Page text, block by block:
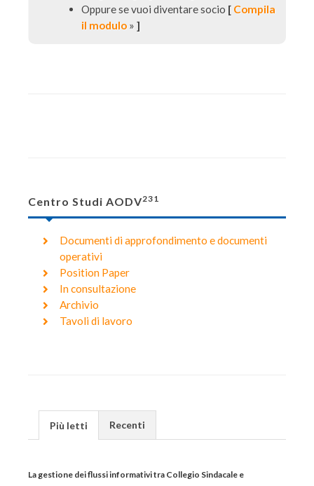
Oppure se vuoi diventare socio [ Compila
il modulo » ]
Centro Studi AODV231
Documenti di approfondimento e documenti
operativi
Position Paper
In consultazione
Archivio
Tavoli di lavoro
Più letti Recenti
La gestione dei flussi informativi tra Collegio Sindacale e